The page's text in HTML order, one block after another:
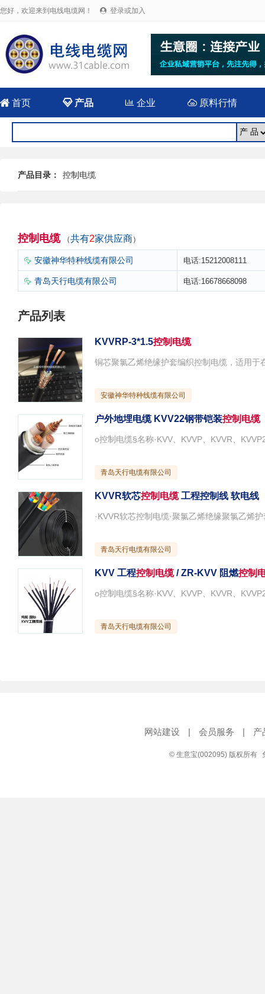
您好，欢迎来到电线电缆网！  登录或加入
 首页 产品  企业 原料行情
产品目录： 控制电缆
控制电缆（共有2家供应商）
 安徽神华特种线缆有限公司 电话:15212008111
 青岛天行电缆有限公司 电话:16678668098
产品列表
KVVRP-3*1.5控制电缆
铜芯聚氯乙烯绝缘护套编织控制电缆，适用于
安徽神华特种线缆有限公司
户外地埋电缆 KVV22钢带铠装控制电缆
青岛天行电缆有限公司
KVVR软芯控制电缆工程控制线 软电线
青岛天行电缆有限公司
KVV 工程控制电缆/ ZR-KVV 阻燃控制
青岛天行电缆有限公司
网站建设 | 会员服务 | 产
© 生意宝(002095) 版权所有